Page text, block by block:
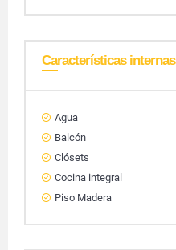
Características internas
Agua
Balcón
Clósets
Cocina integral
Piso Madera